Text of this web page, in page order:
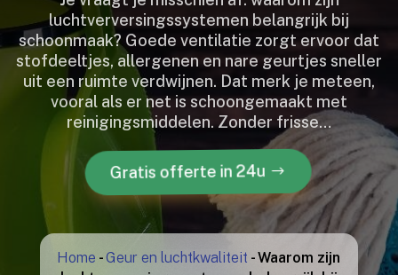
luchtverversingssystemen belangrijk bij
schoonmaak? Goede ventilatie zorgt ervoor dat
stofdeeltjes, allergenen en nare geurtjes sneller
uit een ruimte verdwijnen.​ Dat merk je meteen,
vooral als er net is schoongemaakt met
reinigingsmiddelen.​ Zonder frisse…
Gratis offerte in 24u
Home -Geur en luchtkwaliteit -Waarom zijn